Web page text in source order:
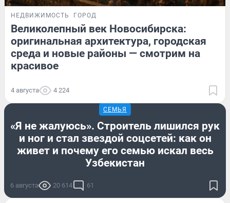
НЕДВИЖИМОСТЬ ГОРОД
Великолепный век Новосибирска:
оригинальная архитектура, городская
среда и новые районы — смотрим на
красивое
4 августа 4 224
СЕМЬЯ
«Я не жалуюсь». Строитель лишился рук
и ног и стал звездой соцсетей: как он
живет и почему его семью искал весь
Узбекистан
6 августа 20 614 61